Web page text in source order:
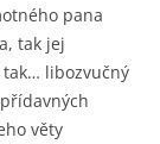
pana
tak jej
libozvučný
věty